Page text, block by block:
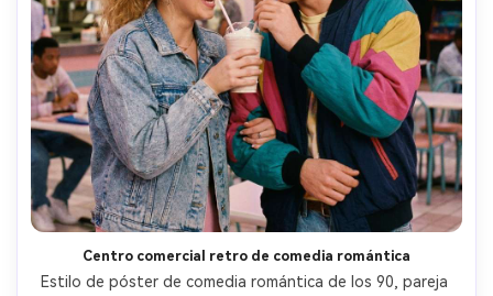
Centro comercial retro de comedia romántica
Estilo de póster de comedia romántica de los 90, pareja